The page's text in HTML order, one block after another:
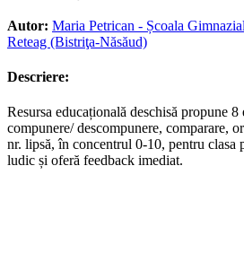
Autor: Maria Petrican - Școala
Reteag (Bistriţa-Năsăud)
Descriere:
Resursa educațională deschisă propune
compunere/ descompunere, comparare,
nr. lipsă, în concentrul 0-10, pentru clasa
ludic și oferă feedback imediat.